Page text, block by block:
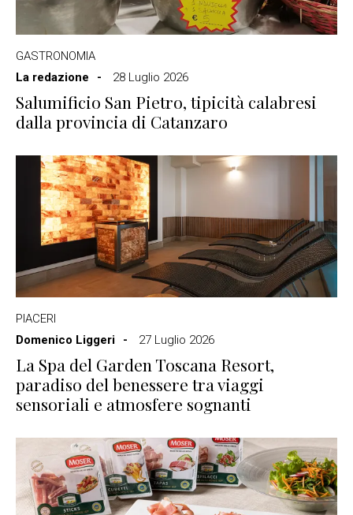
GASTRONOMIA
La redazione
28 Luglio 2026
Salumificio San Pietro, tipicità calabresi
dalla provincia di Catanzaro
PIACERI
Domenico Liggeri
27 Luglio 2026
La Spa del Garden Toscana Resort,
paradiso del benessere tra viaggi
sensoriali e atmosfere sognanti